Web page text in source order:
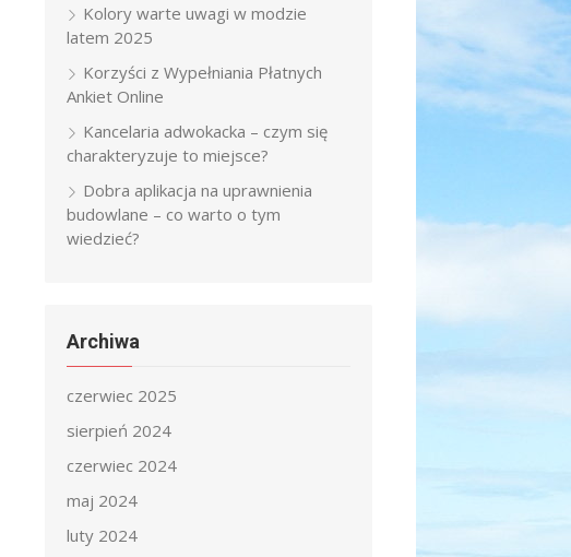
Kolory warte uwagi w modzie
latem 2025
Korzyści z Wypełniania Płatnych
Ankiet Online
Kancelaria adwokacka – czym się
charakteryzuje to miejsce?
Dobra aplikacja na uprawnienia
budowlane – co warto o tym
wiedzieć?
Archiwa
czerwiec 2025
sierpień 2024
czerwiec 2024
maj 2024
luty 2024